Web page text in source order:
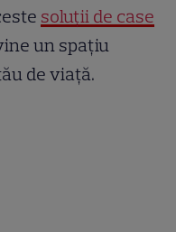
soluții de case
un spațiu
de viață.